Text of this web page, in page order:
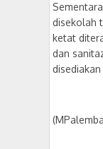
disekolah
ketat
dan